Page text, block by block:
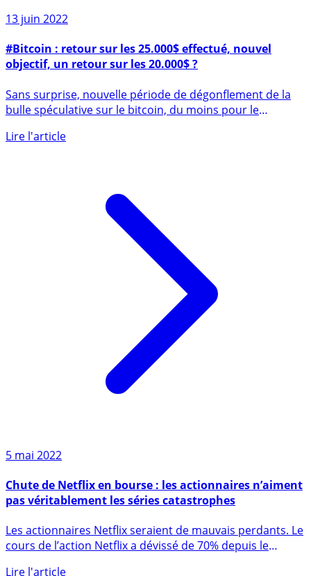
Sur le même sujet
13 juin 2022
objectif, un retour sur les 20.000$ ?
Sans surprise, nouvelle période de dégonflement de la
bulle spéculative sur le bitcoin, du moins pour le
5 mai 2022
pas véritablement les séries catastrophes